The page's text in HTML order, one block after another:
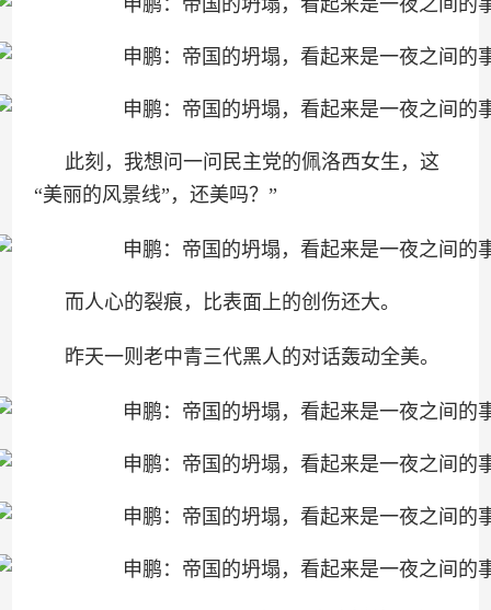
此刻，我想问一问民主党的佩洛西女生，这
“美丽的风景线”，还美吗？”
而人心的裂痕，比表面上的创伤还大。
昨天一则老中青三代黑人的对话轰动全美。